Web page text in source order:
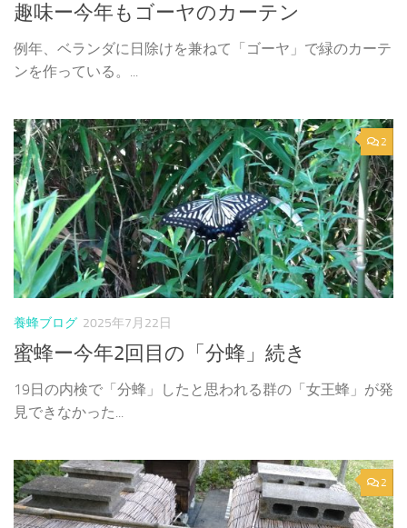
趣味ー今年もゴーヤのカーテン
例年、ベランダに日除けを兼ねて「ゴーヤ」で緑のカーテ
ンを作っている。...
2
養蜂ブログ 2025年7月22日
蜜蜂ー今年2回目の「分蜂」続き
19日の内検で「分蜂」したと思われる群の「女王蜂」が発
見できなかった...
2